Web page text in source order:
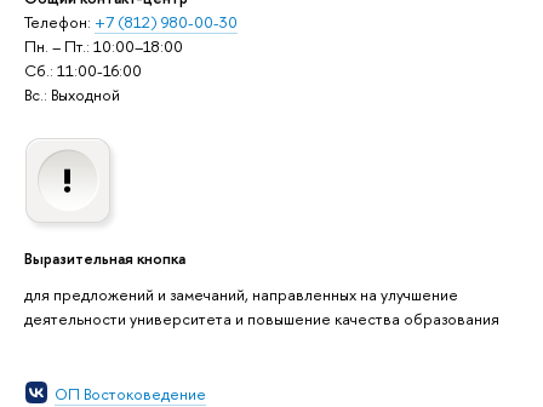
Телефон: +7 (812) 980-00-30
Пн. – Пт.: 10:00–18:00
Сб.: 11:00-16:00
Вс.: Выходной
Выразительная кнопка
для предложений и замечаний, направленных на улучшение
деятельности университета и повышение качества образования
ОП Востоковедение